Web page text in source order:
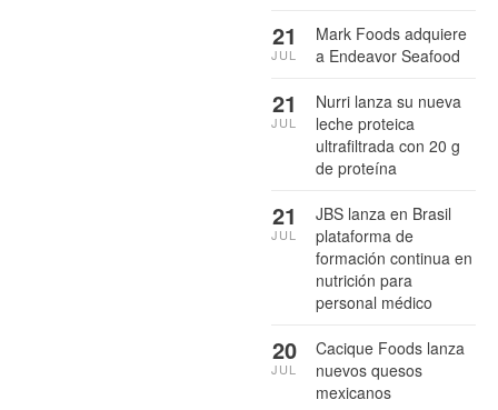
Mark Foods adquiere
a Endeavor Seafood
21
JUL
Nurri lanza su nueva
leche proteica
ultrafiltrada con 20 g
de proteína
21
JUL
JBS lanza en Brasil
plataforma de
formación continua en
nutrición para
personal médico
21
JUL
Cacique Foods lanza
nuevos quesos
mexicanos
20
JUL